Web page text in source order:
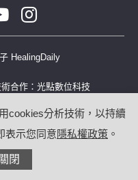
HealingDaily
合作： 光點數位科技
cookies分析技術，以持續
表示您同意隱私權政策 。
關閉